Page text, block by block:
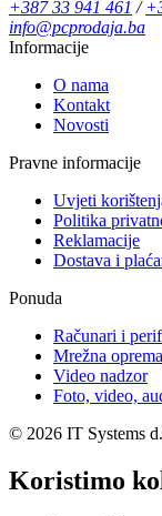
+387 33 941 461 /
info@pcprodaja.ba
Informacije
O nama
Kontakt
Novosti
Pravne informacije
Uvjeti
Politika
Reklamacije
Dostava i
Ponuda
Računari i
Mrežna oprema
Video nadzor
Foto, video,
© 2026 IT Systems
Koristimo